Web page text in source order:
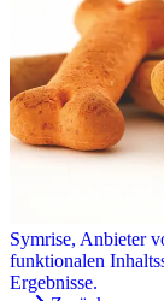
Symrise, Anbieter
funktionalen
Ergebnisse.